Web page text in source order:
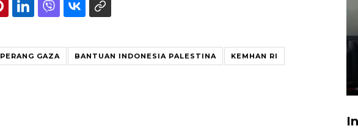
PERANG GAZA BANTUAN INDONESIA PALESTINA KEMHAN RI
Polonia Medan diduga akibat
kebocoran gas - VIDEO